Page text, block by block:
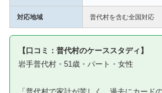
対応地域 普代村を含む全国対応
【口コミ：普代村のケーススタディ】
岩手普代村・51歳・パート・女性